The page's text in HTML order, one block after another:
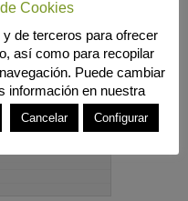
Cookies
de terceros para ofrecer
así como para recopilar
Puede cambiar
información en nuestra
Cancelar Configurar